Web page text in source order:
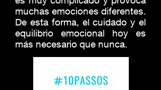
muchas emociones diferentes.
De esta forma, el cuidado y el
equilibrio emocional hoy es
más necesario que nunca.